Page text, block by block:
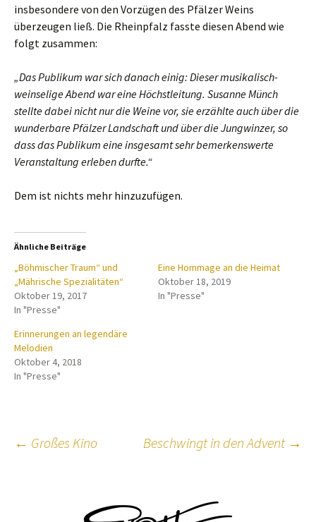
insbesondere von den Vorzügen des Pfälzer Weins
überzeugen ließ. Die Rheinpfalz fasste diesen Abend wie
folgt zusammen:
„Das Publikum war sich danach einig: Dieser musikalisch-
weinselige Abend war eine Höchstleitung. Susanne Münch
stellte dabei nicht nur die Weine vor, sie erzählte auch über die
wunderbare Pfälzer Landschaft und über die Jungwinzer, so
dass das Publikum eine insgesamt sehr bemerkenswerte
Veranstaltung erleben durfte.“
Dem ist nichts mehr hinzuzufügen.
Ähnliche Beiträge
„Böhmischer Traum“ und
„Mährische Spezialitäten“
Oktober 19, 2017
In "Presse"
Eine Hommage an die Heimat
Oktober 18, 2019
In "Presse"
Erinnerungen an legendäre
Melodien
Oktober 4, 2018
In "Presse"
Beitragsnavigation
← Großes Kino Beschwingt in den Advent →